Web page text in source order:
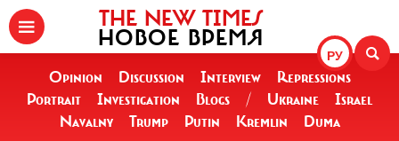
РУ
THE NEW TIMES
НОВОЕ ВРЕМЯ
Opinion Discussion Interview
Repressions
Portrait
Investigation Blogs / Ukraine
Israel
Navalny
Trump Putin Kremlin Duma